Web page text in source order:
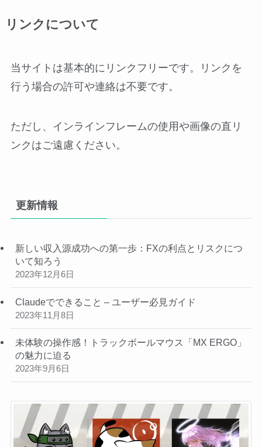
リンクについて
当サイトは基本的にリンクフリーです。リンクを
行う場合の許可や連絡は不要です。
ただし、インラインフレームの使用や画像の直リ
ンクはご遠慮ください。
更新情報
新しい収入源成功への第一歩：FXの利点とリスクにつ
いて知ろう
2023年12月6日
Claudeでできること – ユーザー必見ガイド
2023年11月8日
未体験の操作感！トラックボールマウス「MX ERGO」
の魅力に迫る
2023年9月6日